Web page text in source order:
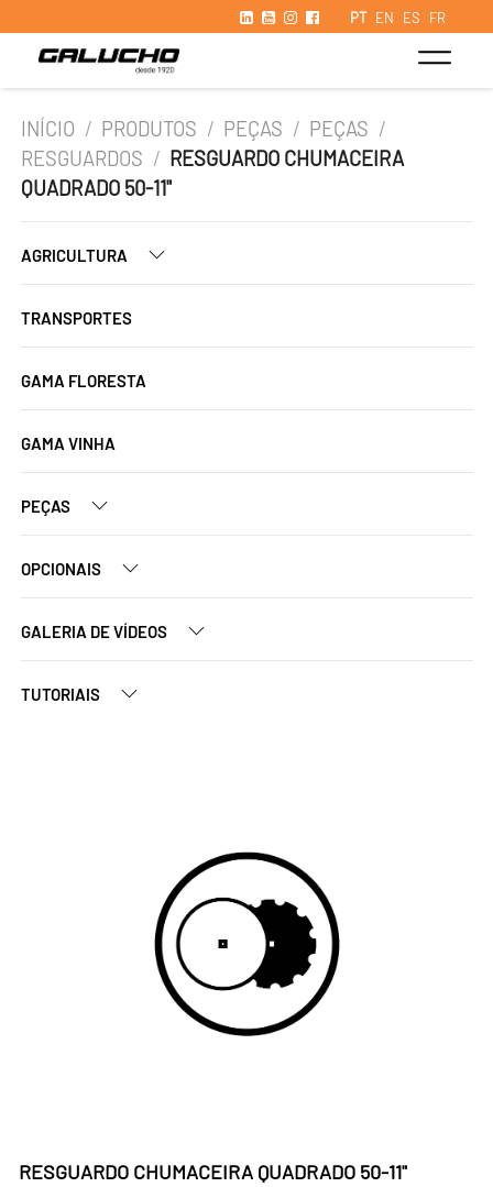
PT EN ES FR
INÍCIO / PRODUTOS / PEÇAS / PEÇAS /
RESGUARDOS / RESGUARDO CHUMACEIRA
QUADRADO 50-11"
AGRICULTURA
TRANSPORTES
GAMA FLORESTA
GAMA VINHA
PEÇAS
OPCIONAIS
GALERIA DE VÍDEOS
TUTORIAIS
RESGUARDO CHUMACEIRA QUADRADO 50-11"